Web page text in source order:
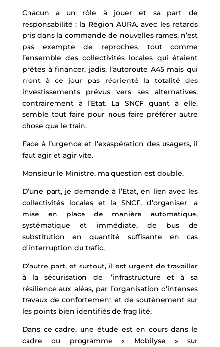
Chacun a un rôle à jouer et sa part de
responsabilité : la Région AURA, avec les retards
pris dans la commande de nouvelles rames, n’est
pas exempte de reproches, tout comme
l’ensemble des collectivités locales qui étaient
prêtes à financer, jadis, l’autoroute A45 mais qui
n’ont à ce jour pas réorienté la totalité des
investissements prévus vers ses alternatives,
contrairement à l’Etat. La SNCF quant à elle,
semble tout faire pour nous faire préférer autre
chose que le train.
Face à l’urgence et l’exaspération des usagers, il
faut agir et agir vite.
Monsieur le Ministre, ma question est double.
D’une part, je demande à l’Etat, en lien avec les
collectivités locales et la SNCF, d’organiser la
mise en place de manière automatique,
systématique et immédiate, de bus de
substitution en quantité suffisante en cas
d’interruption du trafic,
D’autre part, et surtout, il est urgent de travailler
à la sécurisation de l’infrastructure et à sa
résilience aux aléas, par l’organisation d’intenses
travaux de confortement et de soutènement sur
les points bien identifiés de fragilité.
Dans ce cadre, une étude est en cours dans le
cadre du programme « Mobilyse » sur